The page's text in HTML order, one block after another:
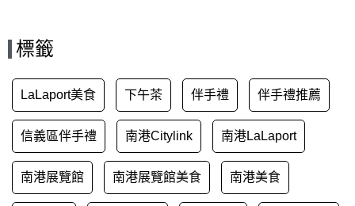
標籤
LaLaport美食 下午茶 伴手禮 伴手禮推薦
信義區伴手禮 南港Citylink 南港LaLaport
南港展覽館 南港展覽館美食 南港美食